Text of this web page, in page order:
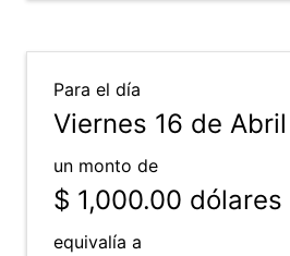
Para el día
Viernes 16 de
un monto de
$ 1,000.00 dólares
equivalía a